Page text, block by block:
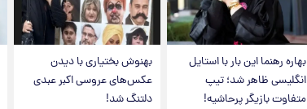
بهاره رهنما این بار با استایل
انگلیسی ظاهر شد؛ تیپ
متفاوت بازیگر پرحاشیه!
بهنوش بختیاری با دیدن
عکس‌های عروسی اکبر عبدی
دلتنگ شد!